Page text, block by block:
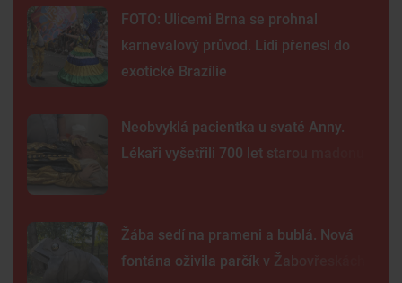
FOTO: Ulicemi Brna se prohnal
karnevalový průvod. Lidi přenesl do
exotické Brazílie
Neobvyklá pacientka u svaté Anny.
Lékaři vyšetřili 700 let starou madonu
Žába sedí na prameni a bublá. Nová
fontána oživila parčík v Žabovřeskách